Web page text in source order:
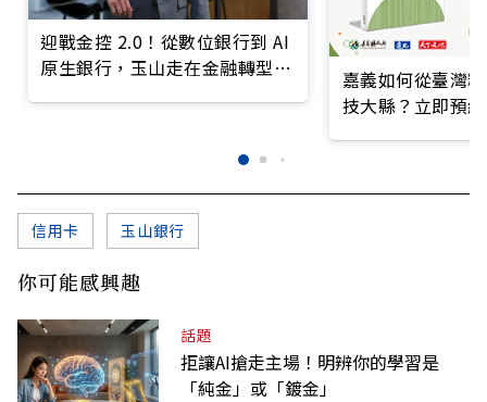
迎戰金控 2.0！從數位銀行到 AI
原生銀行，玉山走在金融轉型最
嘉義如何從臺灣
技大縣？立即預
信用卡 玉山銀行
你可能感興趣
話題
拒讓AI搶走主場！明辨你的學習是
「純金」或「鍍金」